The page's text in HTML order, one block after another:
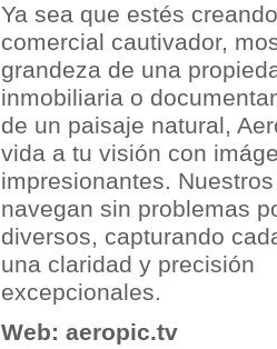
Ya sea que estés
comercial cautivador,
grandeza de una
inmobiliaria o
de un paisaje natural,
vida a tu visión con
impresionantes.
navegan sin problemas
diversos, capturando
una claridad y precisión
excepcionales.
Web: aeropic.tv